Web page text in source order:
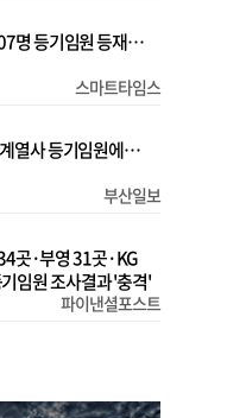
명 등기임원 등재…
스마트타임스
열사 등기임원에…
부산일보
곳·부영 31곳·KG
임원 조사결과 '충격'
파이낸셜포스트